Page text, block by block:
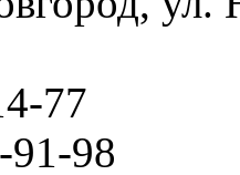
77
91-98